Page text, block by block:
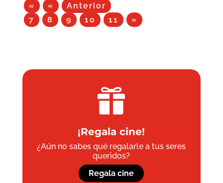
« «
Anterior
7
8 9 10 11 »

¡Regala cine!
¿Aún no sabes qué regalarle a tus seres
queridos?
Regala cine